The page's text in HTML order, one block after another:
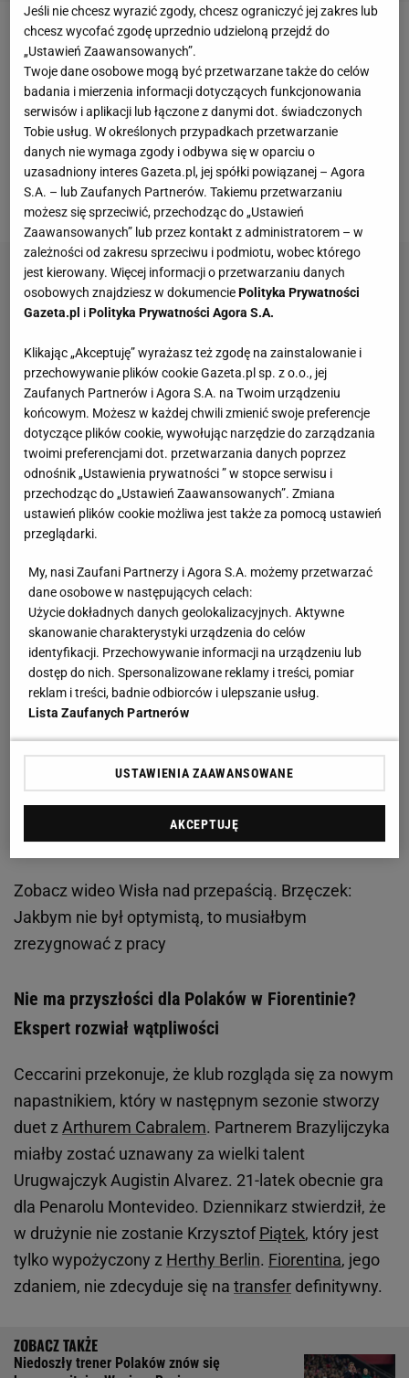
Krzysztof Piątek Szymon Żurkowski
nie mają
przyszłości w drużynie Fiorentiny. Tak uważa włoski
dziennikarz Niccolo Ceccarini, ekspert od rynku
transferowego. Swoimi informacjami na temat
reprezentantów Polskii planów zespołu z Florencji,
podzielił się on w programie w rozmowie z telewizją
RTV38.
Zobacz wideoWisła nad przepaścią. Brzęczek:
Jakbym nie był optymistą, to musiałbym
zrezygnować z pracy
Nie ma przyszłości dla Polaków w Fiorentinie?
Ekspert rozwiał wątpliwości
Ceccarini przekonuje, że klub rozgląda się za nowym
napastnikiem, który w następnym sezonie stworzy
duet z Arthurem Cabralem. Partnerem Brazylijczyka
miałby zostać uznawany za wielki talent
Urugwajczyk Augistin Alvarez. 21-latek obecnie gra
dla Penarolu Montevideo. Dziennikarz stwierdził, że
w drużynie nie zostanie KrzysztofPiątek, który jest
tylko wypożyczony z Herthy Berlin. Fiorentina, jego
zdaniem, nie zdecyduje się na transfer definitywny.
Niedoszły trener Polaków znów się
Jeśli nie chcesz wyrazić zgody, chcesz ograniczyć jej zakres lub
chcesz wycofać zgodę uprzednio udzieloną przejdź do
„Ustawień Zaawansowanych”.
Twoje dane osobowe mogą być przetwarzane także do celów
badania i mierzenia informacji dotyczących funkcjonowania
serwisów i aplikacji lub łączone z danymi dot. świadczonych
Tobie usług. W określonych przypadkach przetwarzanie
danych nie wymaga zgody i odbywa się w oparciu o
uzasadniony interes Gazeta.pl, jej spółki powiązanej – Agora
S.A. – lub Zaufanych Partnerów. Takiemu przetwarzaniu
możesz się sprzeciwić, przechodząc do „Ustawień
Zaawansowanych” lub przez kontakt z administratorem – w
zależności od zakresu sprzeciwu i podmiotu, wobec którego
jest kierowany. Więcej informacji o przetwarzaniu danych
osobowych znajdziesz w dokumenciePolityka Prywatności
Gazeta.pl iPolityka Prywatności Agora S.A.
Klikając „Akceptuję” wyrażasz też zgodę na zainstalowanie i
przechowywanie plików cookie Gazeta.pl sp. z o.o., jej
Zaufanych Partnerów i Agora S.A. na Twoim urządzeniu
końcowym. Możesz w każdej chwili zmienić swoje preferencje
dotyczące plików cookie, wywołując narzędzie do zarządzania
twoimi preferencjami dot. przetwarzania danych poprzez
odnośnik „Ustawienia prywatności ” w stopce serwisu i
przechodząc do „Ustawień Zaawansowanych”. Zmiana
ustawień plików cookie możliwa jest także za pomocą ustawień
przeglądarki.
My, nasi Zaufani Partnerzy i Agora S.A. możemy przetwarzać
dane osobowe w następujących celach:
Użycie dokładnych danych geolokalizacyjnych. Aktywne
skanowanie charakterystyki urządzenia do celów
identyfikacji. Przechowywanie informacji na urządzeniu lub
dostęp do nich. Spersonalizowane reklamy i treści, pomiar
reklam i treści, badnie odbiorców i ulepszanie usług.
Lista Zaufanych Partnerów
USTAWIENIA ZAAWANSOWANE
AKCEPTUJĘ